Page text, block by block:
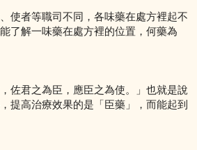
使者等職司不同，各味藥在處方裡起不
了解一味藥在處方裡的位置，何藥為
佐君之為臣，應臣之為使。」也就是說
提高治療效果的是「臣藥」，而能起到